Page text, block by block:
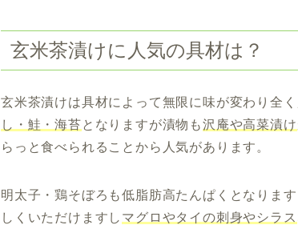
玄米茶漬けに人気の具材は？
玄米茶漬けは具材によって無限に味が変わり全
し・鮭・海苔となりますが漬物も沢庵や高菜漬け
らっと食べられることから人気があります。
明太子・鶏そぼろも低脂肪高たんぱくとなりま
しくいただけますし マグロやタイの刺身やシラス